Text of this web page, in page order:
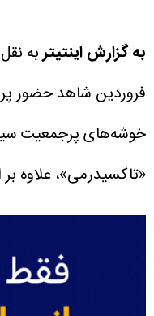
به گزارش اینتیتر
فروردین شاهد حضور پررنگ
خوشه‌های پرجمعیت
«تاکسیدرمی»، علاوه